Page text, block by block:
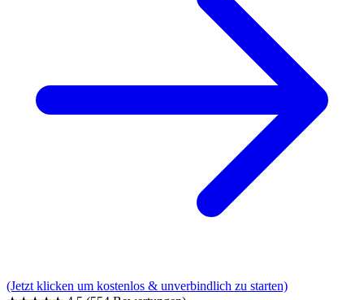
(Jetzt klicken um kostenlos & unverbindlich zu starten)